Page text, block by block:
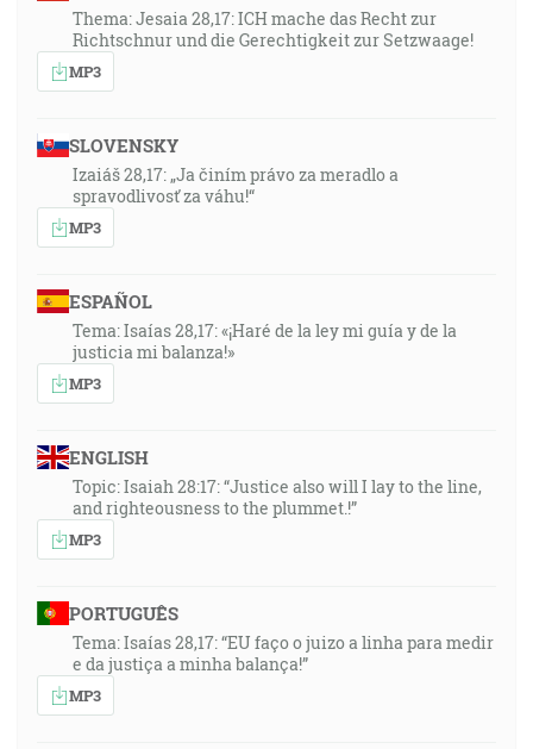
Thema: Jesaia 28,17: ICH mache das Recht zur
Richtschnur und die Gerechtigkeit zur Setzwaage!
MP3
SLOVENSKY
Izaiáš 28,17: „Ja činím právo za meradlo a
spravodlivosť za váhu!“
MP3
ESPAÑOL
Tema: Isaías 28,17: «¡Haré de la ley mi guía y de la
justicia mi balanza!»
MP3
ENGLISH
Topic: Isaiah 28:17: “Justice also will I lay to the line,
and righteousness to the plummet.!”
MP3
PORTUGUÊS
Tema: Isaías 28,17: “EU faço o juizo a linha para medir
e da justiça a minha balança!”
MP3